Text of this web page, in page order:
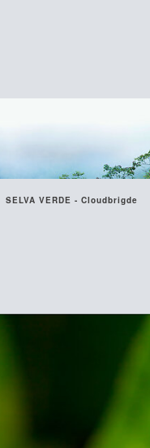
SELVA VERDE - Cloudbrigde